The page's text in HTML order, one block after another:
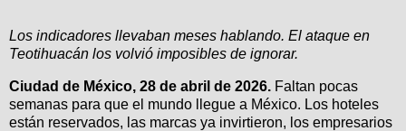
Los indicadores llevaban meses hablando. El ataque en
Teotihuacán los volvió imposibles de ignorar.
Ciudad de México, 28 de abril de 2026. Faltan pocas
semanas para que el mundo llegue a México. Los hoteles
están reservados, las marcas ya invirtieron, los empresarios